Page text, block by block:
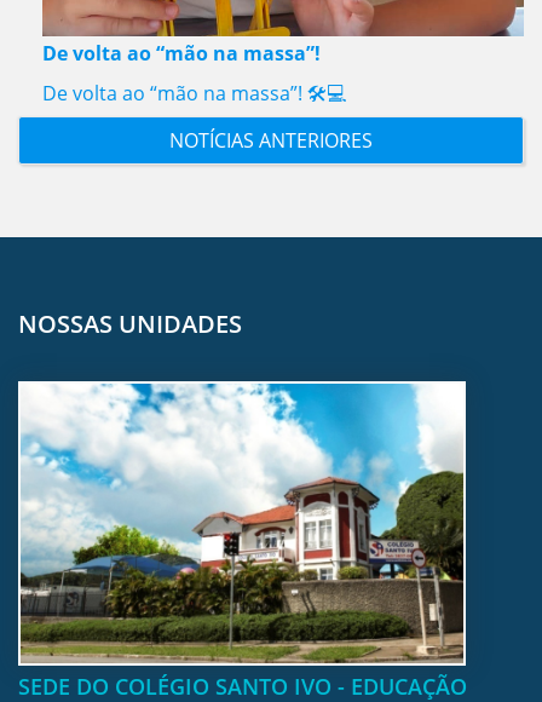
De volta ao “mão na massa”!
De volta ao “mão na massa”! 🛠️💻
NOTÍCIAS ANTERIORES
NOSSAS UNIDADES
SEDE DO COLÉGIO SANTO IVO - EDUCAÇÃO